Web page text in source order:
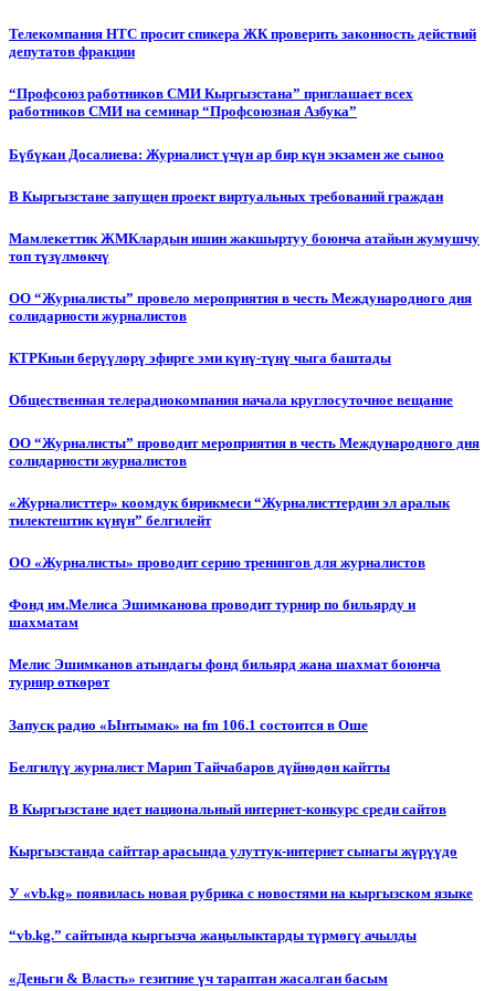
Телекомпания НТС просит спикера ЖК проверить законность действий
депутатов фракции
“Профсоюз работников СМИ Кыргызстана” приглашает всех
работников СМИ на семинар “Профсоюзная Азбука”
Бүбүкан Досалиева: Журналист үчүн ар бир күн экзамен же сыноо
В Кыргызстане запущен проект виртуальных требований граждан
Мамлекеттик ЖМКлардын ишин жакшыртуу боюнча атайын жумушчу
топ түзүлмөкчү
ОО “Журналисты” провело мероприятия в честь Международного дня
солидарности журналистов
КТРКнын берүүлөрү эфирге эми күнү-түнү чыга баштады
Общественная телерадиокомпания начала круглосуточное вещание
ОО “Журналисты” проводит мероприятия в честь Международного дня
солидарности журналистов
«Журналисттер» коомдук бирикмеси “Журналисттердин эл аралык
тилектештик күнүн” белгилейт
ОО «Журналисты» проводит серию тренингов для журналистов
Фонд им.Мелиса Эшимканова проводит турнир по бильярду и
шахматам
Мелис Эшимканов атындагы фонд бильярд жана шахмат боюнча
турнир өткөрөт
Запуск радио «Ынтымак» на fm 106.1 состоится в Оше
Белгилүү журналист Марип Тайчабаров дүйнөдөн кайтты
В Кыргызстане идет национальный интернет-конкурс среди сайтов
Кыргызстанда сайттар арасында улуттук-интернет сынагы жүрүүдө
У «vb.kg» появилась новая рубрика с новостями на кыргызском языке
“vb.kg.” сайтында кыргызча жаңылыктарды түрмөгү ачылды
«Деньги & Власть» гезитине үч тараптан жасалган басым